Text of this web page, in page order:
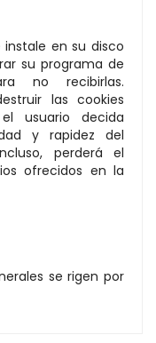
instale en su disco
su programa de
no recibirlas.
las cookies
usuario decida
y rapidez del
perderá el
ofrecidos en la
se rigen por